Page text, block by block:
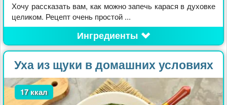
Хочу рассказать вам, как можно запечь карася в духовке
целиком. Рецепт очень простой ...
Ингредиенты
Уха из щуки в домашних условиях
17 ккал